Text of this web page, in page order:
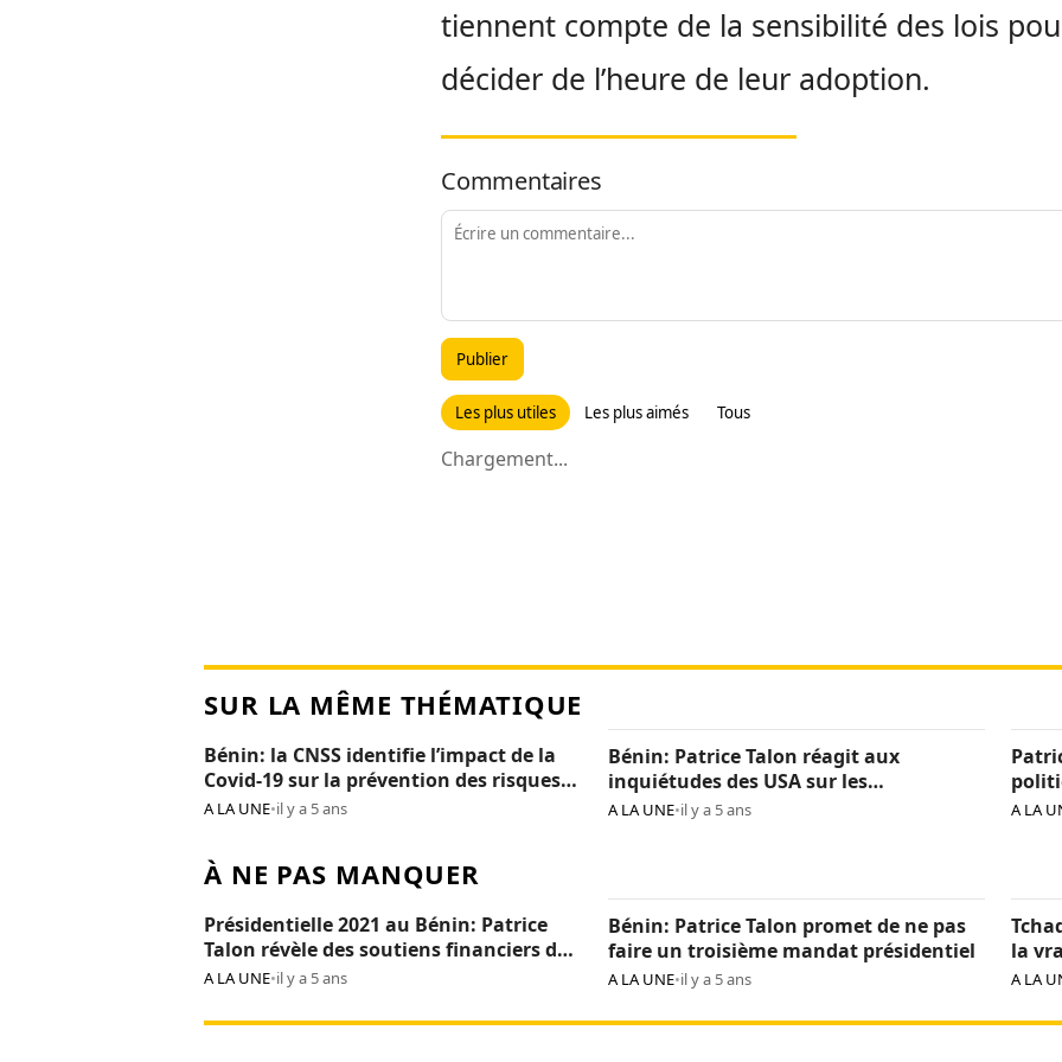
tiennent compte de la sensibilité des lois
décider de l’heure de leur adoption.
Commentaires
Publier
Les plus utiles Les plus aimés Tous
Chargement...
SUR LA MÊME THÉMATIQUE
Bénin: la CNSS identifie l’impact de la
Covid-19 sur la prévention des risques
professionnels
A LA UNE•il y a 5 ans
Bénin: Patrice Talon réagit aux
inquiétudes des USA sur les
« arrestations d’opposants »
A LA UNE•il y a 5 ans A LA
À NE PAS MANQUER
Présidentielle 2021 au Bénin: Patrice
Talon révèle des soutiens financiers de
Réckya Madougou
A LA UNE•il y a 5 ans
Bénin: Patrice Talon promet de ne pas
faire un troisième mandat présidentiel
A LA UNE•il y a 5 ans
la
Itno
A LA